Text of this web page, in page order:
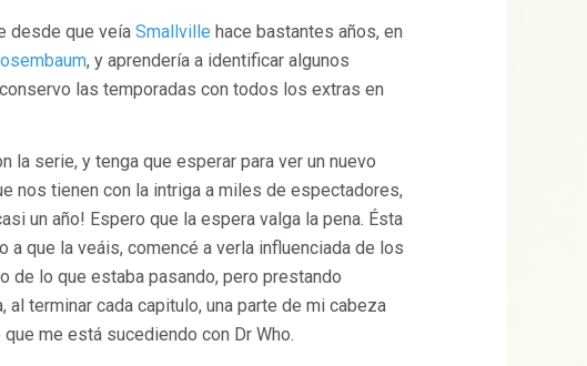
desde que veía Smallville hace bastantes años, en
, y aprendería a identificar algunos
las temporadas con todos los extras en
la serie, y tenga que esperar para ver un nuevo
nos tienen con la intriga a miles de espectadores,
un año! Espero que la espera valga la pena. Ésta
que la veáis, comencé a verla influenciada de los
de lo que estaba pasando, pero prestando
terminar cada capitulo, una parte de mi cabeza
me está sucediendo con Dr Who.